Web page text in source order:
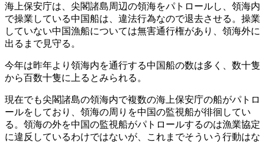
海上保安庁は、尖閣諸島周辺の領海をパトロールし、領海内
で操業している中国船は、違法行為なので退去させる。操業
していない中国漁船については無害通行権があり、領海外に
出るまで見守る。
今年は昨年より領海内を通行する中国船の数は多く、数十隻
から百数十隻に上るとみられる。
現在でも尖閣諸島の領海内で複数の海上保安庁の船がパトロ
ールをしており、領海の周りを中国の監視船が徘徊してい
る。領海の外を中国の監視船がパトロールするのは漁業協定
に違反しているわけではないが、これまでそういう行動はな